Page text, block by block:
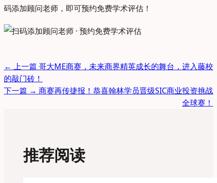
码添加顾问老师，即可预约免费学术评估！
← 上一篇 哥大ME商赛，未来商界精英成长的舞台，进入藤校
的敲门砖！
下一篇 → 商赛再传捷报！恭喜翰林学员晋级SIC商业投资挑战
全球赛！
推荐阅读